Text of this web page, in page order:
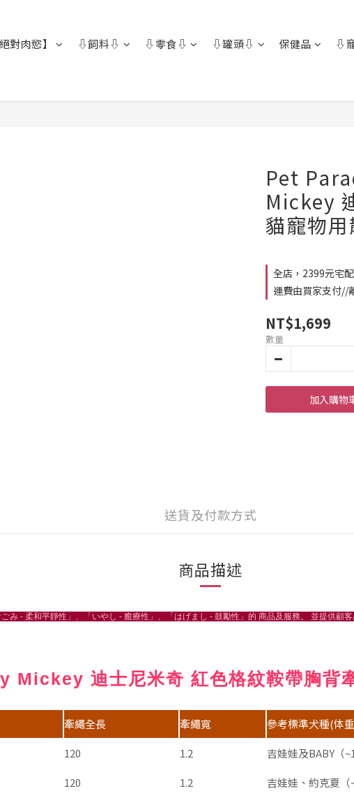
絕對肉慾】 ⇩飼料⇩ ⇩零食⇩ ⇩罐頭⇩ 保健品
⇩
Pet
Mickey
貓寵物
全店，2399元宅
運費由買家支付//
NT$1,699
數量
加入購物
送貨及付款方式
商品描述
み - 柔和平靜性」、「いやし - 癒療性」、「はげまし - 鼓勵性」的 商品及服務。 並提供顧客
迪士尼米奇 紅色格紋鞍帶胸背
牽繩全長 牽繩寬
參考標準犬種(体
120 1.2
吉娃娃及BABY（
120 1.2
吉娃娃、約克夏（